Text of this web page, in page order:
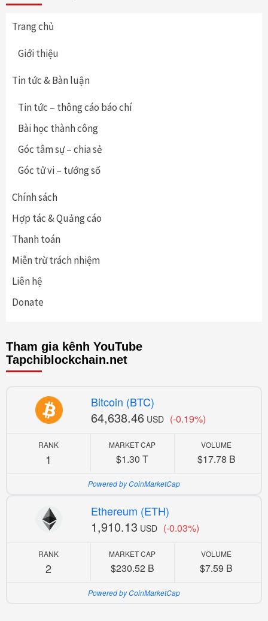
Trang chủ
Giới thiệu
Tin tức & Bàn luận
Tin tức – thông cáo báo chí
Bài học thành công
Góc tâm sự – chia sẻ
Góc tử vi – tướng số
Chính sách
Hợp tác & Quảng cáo
Thanh toán
Miễn trừ trách nhiệm
Liên hệ
Donate
Tham gia kênh YouTube
Tapchiblockchain.net
Bitcoin (BTC)
64,638.46 USD (-0.19%)
RANK
1
MARKET CAP
$1.30 T
VOLUME
$17.78 B
Powered by CoinMarketCap
Ethereum (ETH)
1,910.13 USD (-0.03%)
RANK
2
MARKET CAP
$230.52 B
VOLUME
$7.59 B
Powered by CoinMarketCap